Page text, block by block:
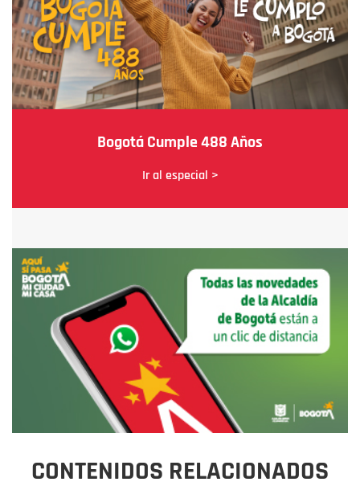
Bogotá Cumple 488 Años
Ir al especial >
CONTENIDOS RELACIONADOS